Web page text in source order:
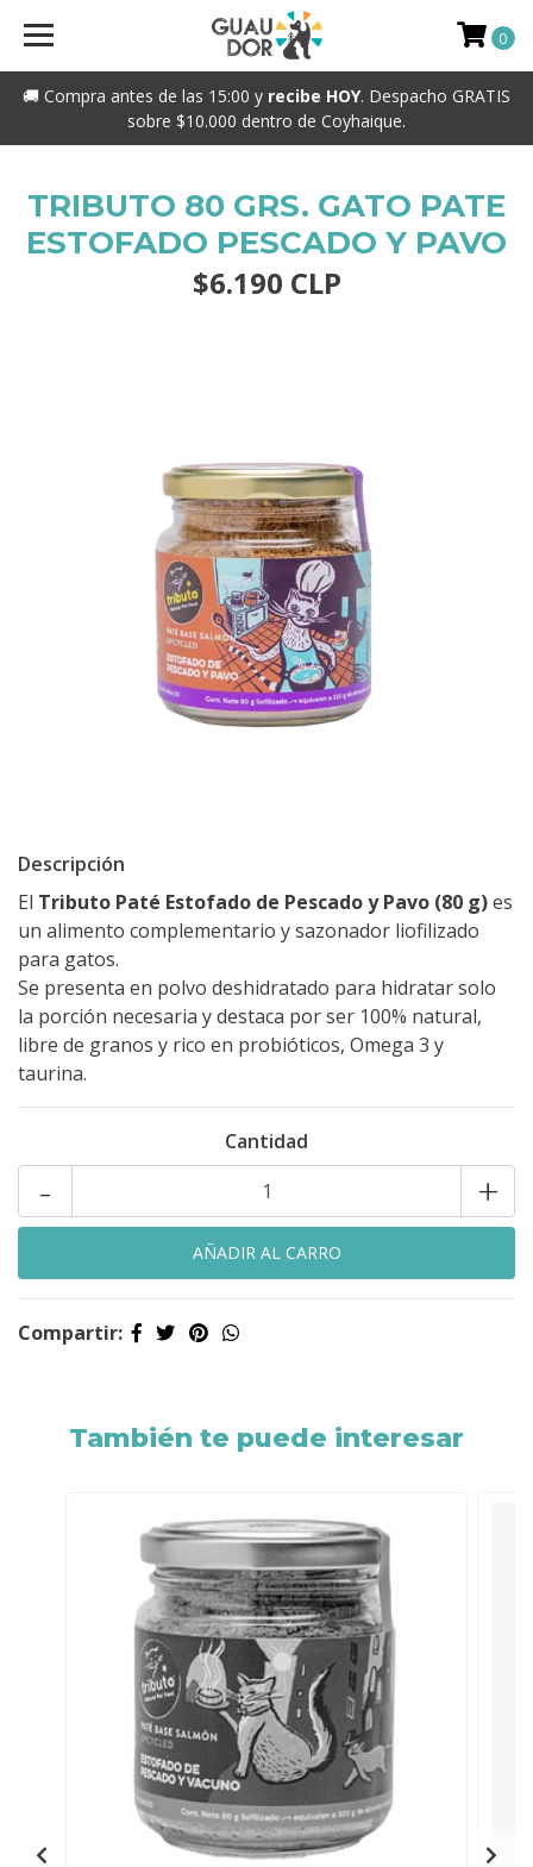
🚚 Compra antes de las 15:00 y recibe HOY. Despacho GRATIS
sobre $10.000 dentro de Coyhaique.
0
TRIBUTO 80 GRS. GATO PATE
ESTOFADO PESCADO Y PAVO
$6.190 CLP
Descripción
El Tributo Paté Estofado de Pescado y Pavo (80 g)es
un alimento complementario y sazonador liofilizado
para gatos.
Se presenta en polvo deshidratado para hidratar solo
la porción necesaria y destaca por ser 100% natural,
libre de granos y rico en probióticos, Omega 3 y
taurina.
Cantidad
+
-
Compartir:
También te puede interesar